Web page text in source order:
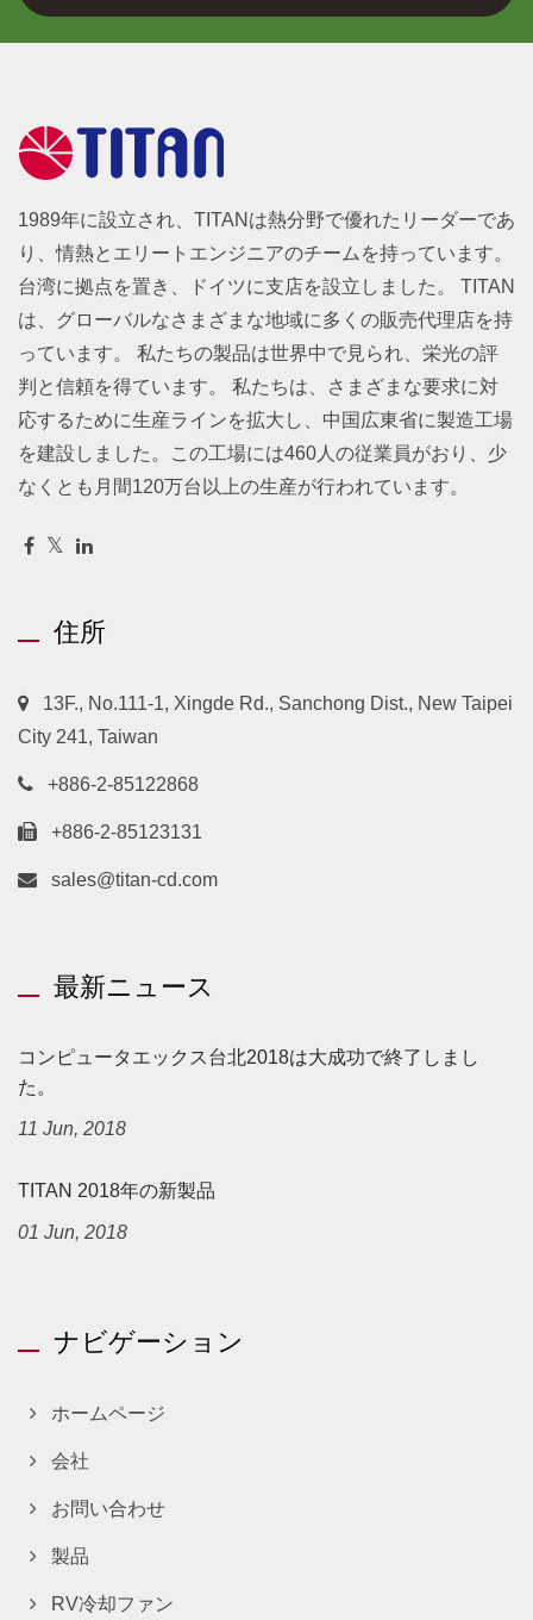
1989年に設立され、TITANは熱分野で優れたリーダーであ
り、情熱とエリートエンジニアのチームを持っています。
台湾に拠点を置き、ドイツに支店を設立しました。 TITAN
は、グローバルなさまざまな地域に多くの販売代理店を持
っています。 私たちの製品は世界中で見られ、栄光の評
判と信頼を得ています。 私たちは、さまざまな要求に対
応するために生産ラインを拡大し、中国広東省に製造工場
を建設しました。この工場には460人の従業員がおり、少
なくとも月間120万台以上の生産が行われています。
住所
13F., No.111-1, Xingde Rd., Sanchong Dist., New Taipei
City 241, Taiwan
+886-2-85122868
+886-2-85123131
sales@titan-cd.com
最新ニュース
コンピュータエックス台北2018は大成功で終了しまし
た。
11 Jun, 2018
TITAN 2018年の新製品
01 Jun, 2018
ナビゲーション
ホームページ
会社
お問い合わせ
製品
RV冷却ファン